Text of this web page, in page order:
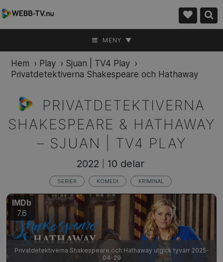
MENY ▼
Hem › Play › Sjuan | TV4 Play ›
Privatdetektiverna Shakespeare och Hathaway
PRIVATDETEKTIVERNA
SHAKESPEARE & HATHAWAY
– SJUAN | TV4 PLAY
Privatdetektiverna Shakespeare och Hathaway utgick tyvärr 2025-
04-29
2022 10 delar
SERIER KOMEDI KRIMINAL
IMDb
7.6